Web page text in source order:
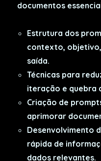
documentos
Estrutura dos
contexto,
saída.
Técnicas para
iteração e quebra
Criação de
aprimorar
Desenvolvimento
rápida de
dados relevantes.